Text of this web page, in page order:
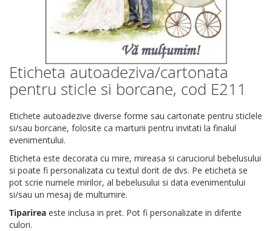
Eticheta autoadeziva/cartonata
pentru sticle si borcane, cod E211
Etichete autoadezive diverse forme sau cartonate pentru sticlele
si/sau borcane, folosite ca marturii pentru invitati la finalul
evenimentului.
Eticheta este decorata cu mire, mireasa si caruciorul bebelusului
si poate fi personalizata cu textul dorit de dvs. Pe eticheta se
pot scrie numele mirilor, al bebelusului si data evenimentului
si/sau un mesaj de multumire.
Tiparirea este inclusa in pret. Pot fi personalizate in diferite
culori.
Skip
to
the
of
the
images
gallery